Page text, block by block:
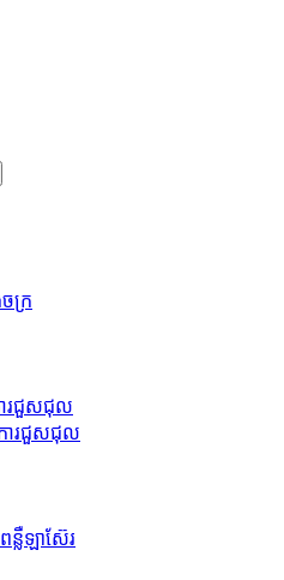
ក្រ
រជួសជុល
ារជួសជុល
ន្លឺឡាស៊ែរ